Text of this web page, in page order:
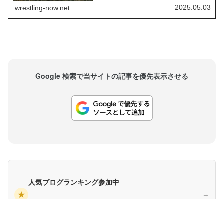
することになりました。団体名はReal American
げたビールブランドReal American Beer...
wrestling-now.net 2025.05.03
Google 検索で当サイトの記事を優先表示させる
★
人気ブログランキング参加中
→